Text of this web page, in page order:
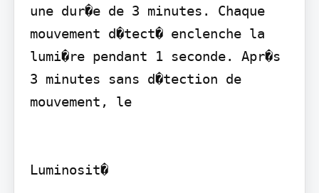
une dur�e de 3 minutes. Chaque
mouvement d�tect� enclenche la
lumi�re pendant 1 seconde. Apr�s
3 minutes sans d�tection de
mouvement, le
Luminosit�